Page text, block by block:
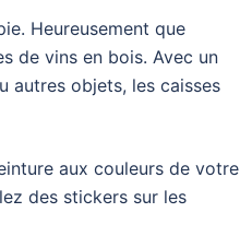
Heureusement que
de vins en bois. Avec un
autres objets, les caisses
aux couleurs de votre
des stickers sur les